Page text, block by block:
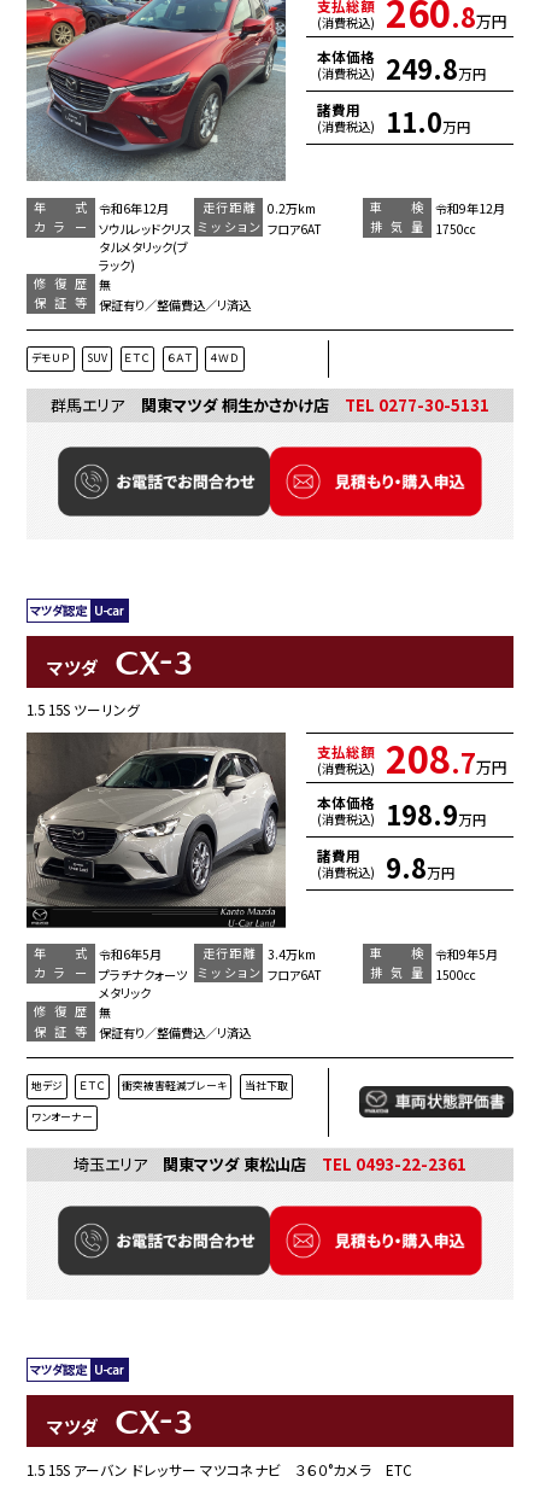
支払総額
(消費税込) 260.8万円
本体価格
(消費税込) 249.8万円
諸費用
(消費税込) 11.0万円
年 式 令和6年12月 走行距離 0.2万km 車 検
令和9年12月
カラー
ソウルレッドクリス
タルメタリック(ブ
ラック)
ミッション フロア6AT 排気量 1750cc
修復歴
無
保証等
保証有り／整備費込／リ済込
デモＵＰ SUV ＥＴＣ ６ＡＴ ４ＷＤ
群馬エリア 関東マツダ 桐生かさかけ店 TEL 0277-30-5131
マツダ CX-3
1.5 15S ツーリング
支払総額
(消費税込) 208.7万円
本体価格
(消費税込) 198.9万円
諸費用
(消費税込) 9.8万円
年 式 令和6年5月 走行距離 3.4万km 車 検
令和9年5月
カラー
プラチナクォーツ
メタリック
ミッション フロア6AT 排気量
1500cc
修復歴
無
保証等
保証有り／整備費込／リ済込
地デジ ＥＴＣ 衝突被害軽減ブレーキ 当社下取
ワンオーナー
埼玉エリア 関東マツダ 東松山店 TEL 0493-22-2361
マツダ CX-3
1.5 15S アーバン ドレッサー マツコネナビ ３６０°カメラ ETC